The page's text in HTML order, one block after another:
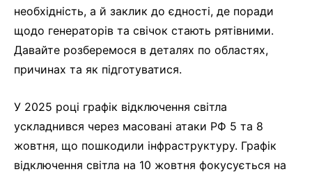
необхідність, а й заклик до єдності, де поради
щодо генераторів та свічок стають рятівними.
Давайте розберемося в деталях по областях,
причинах та як підготуватися.
У 2025 році графік відключення світла
ускладнився через масовані атаки РФ 5 та 8
жовтня, що пошкодили інфраструктуру. Графік
відключення світла на 10 жовтня фокусується на